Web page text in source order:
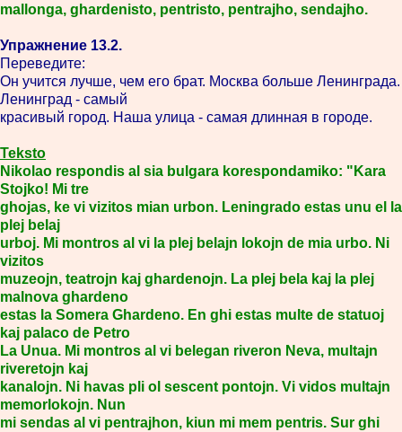
mallonga, ghardenisto, pentristo, pentrajho, sendajho.
Упражнение 13.2.
Переведите:
Он учится лучше, чем его брат. Москва больше Ленинграда.
Ленинград - самый
красивый город. Наша улица - самая длинная в городе.
Teksto
Nikolao respondis al sia bulgara korespondamiko: "Kara
Stojko! Mi tre
ghojas, ke vi vizitos mian urbon. Leningrado estas unu el la
plej belaj
urboj. Mi montros al vi la plej belajn lokojn de mia urbo. Ni
vizitos
muzeojn, teatrojn kaj ghardenojn. La plej bela kaj la plej
malnova ghardeno
estas la Somera Ghardeno. En ghi estas multe de statuoj
kaj palaco de Petro
La Unua. Mi montros al vi belegan riveron Neva, multajn
riveretojn kaj
kanalojn. Ni havas pli ol sescent pontojn. Vi vidos multajn
memorlokojn. Nun
mi sendas al vi pentrajhon, kiun mi mem pentris. Sur ghi